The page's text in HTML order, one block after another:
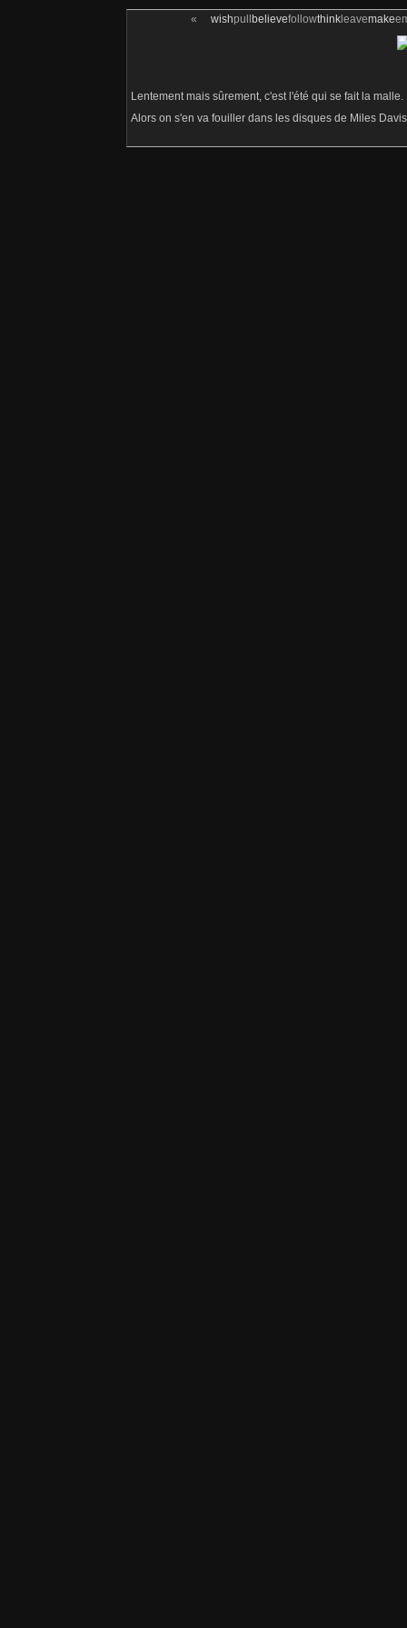
« wishpull believefollowthinkleavemake
Lentement mais sûrement, c'est l'été qui se fait la malle.
Alors on s'en va fouiller dans les disques de Miles